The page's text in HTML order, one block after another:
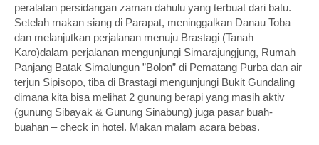
peralatan persidangan zaman dahulu yang terbuat dari batu.
Setelah makan siang di Parapat, meninggalkan Danau Toba
dan melanjutkan perjalanan menuju Brastagi (Tanah
Karo)dalam perjalanan mengunjungi Simarajungjung, Rumah
Panjang Batak Simalungun ”Bolon” di Pematang Purba dan air
terjun Sipisopo, tiba di Brastagi mengunjungi Bukit Gundaling
dimana kita bisa melihat 2 gunung berapi yang masih aktiv
(gunung Sibayak & Gunung Sinabung) juga pasar buah-
buahan – check in hotel. Makan malam acara bebas.